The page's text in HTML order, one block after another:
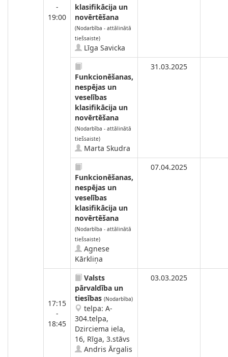
-
19:00
klasifikācija un
novērtēšana
(Nodarbība - attālinātā
tiešsaiste)
Līga Savicka
Funkcionēšanas,
nespējas un
veselības
klasifikācija un
novērtēšana
(Nodarbība - attālinātā
tiešsaiste)
Marta Skudra
31.03.2025
Funkcionēšanas,
nespējas un
veselības
klasifikācija un
novērtēšana
(Nodarbība - attālinātā
tiešsaiste)
Agnese
Kārkliņa
07.04.2025
17:15
-
18:45
Valsts
pārvaldība un
tiesības (Nodarbība)
telpa: A-
304.telpa,
Dzirciema iela,
16, Rīga, 3.stāvs
Andris Ārgalis
03.03.2025